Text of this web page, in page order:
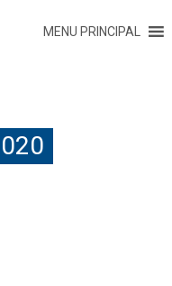
MENU PRINCIPAL